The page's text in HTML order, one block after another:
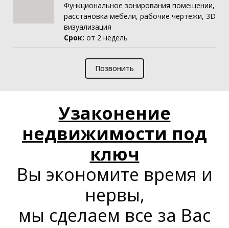
Функциональное зонирования помещении,
расстановка мебели, рабочие чертежи, 3D
визуализация
Срок: от 2 недель
Позвонить
Узаконение
недвижимости под
ключ
Вы экономите время и
нервы,
мы сделаем все за Вас